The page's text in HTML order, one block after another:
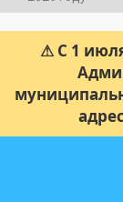
⚠ С 1